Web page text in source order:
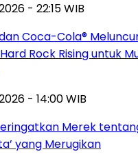
- 22:15 WIB
Coca-Cola®
Rock Rising untuk
- 14:00 WIB
Merek
yang Merugikan